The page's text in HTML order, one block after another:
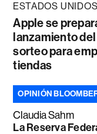
ESTADOS UNIDOS
Apple se
lanzamiento
sorteo para
tiendas
OPINIÓN
Claudia Sahm
La Reserva